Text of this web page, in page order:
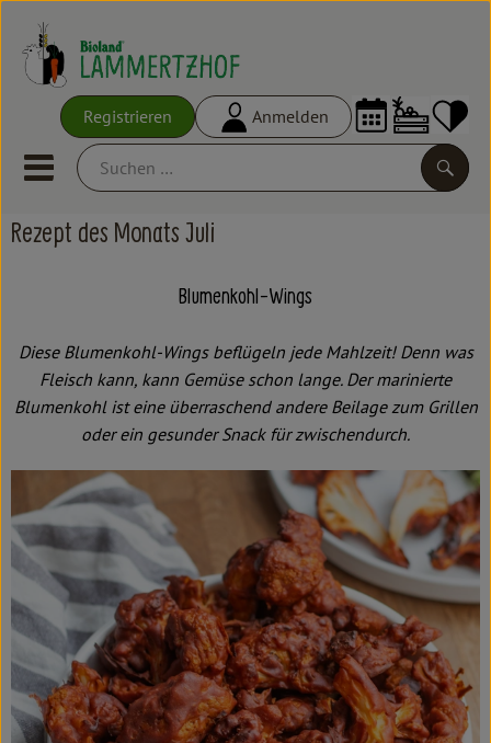
Registrieren Anmelden
Mobiles Menu öffnen oder
Empfehlungen
Vorratskammer
Kochen & Backen
Süß & Pikant
Getränke
Haushalt
Einkaufen
Rezept des Monats Juli
Blumenkohl-Wings
Diese Blumenkohl-Wings beflügeln jede Mahlzeit! Denn was
Fleisch kann, kann Gemüse schon lange. Der marinierte
Blumenkohl ist eine überraschend andere Beilage zum Grillen
oder ein gesunder Snack für zwischendurch.